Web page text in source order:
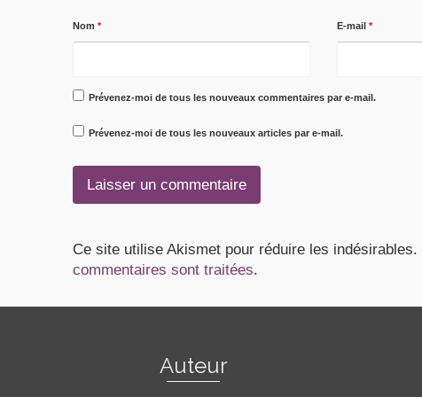
Nom* E-mail *
Prévenez-moi de tous les nouveaux commentaires par e-mail.
Prévenez-moi de tous les nouveaux articles par e-mail.
Ce site utilise Akismet pour réduire les indésirables.
commentaires sont traitées.
Auteur